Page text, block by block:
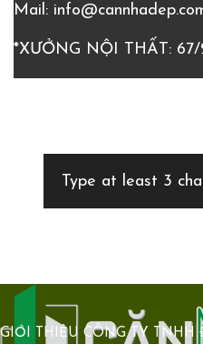
Mail:
*XƯỞNG NỘI THẤT: 67/
GIỚI THIỆU CÔNG TY TNHH